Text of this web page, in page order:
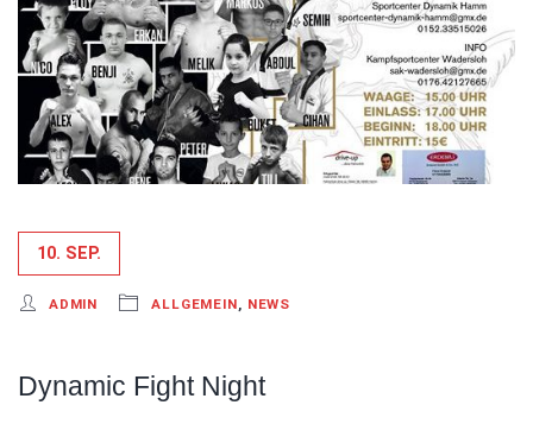
10. SEP.
ADMIN ALLGEMEIN, NEWS
Dynamic Fight Night